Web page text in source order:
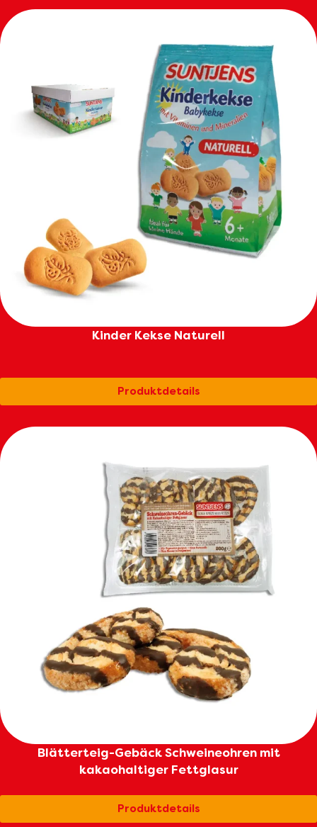
Kinder Kekse Naturell
Produktdetails
Blätterteig-Gebäck Schweineohren mit
kakaohaltiger Fettglasur
Produktdetails